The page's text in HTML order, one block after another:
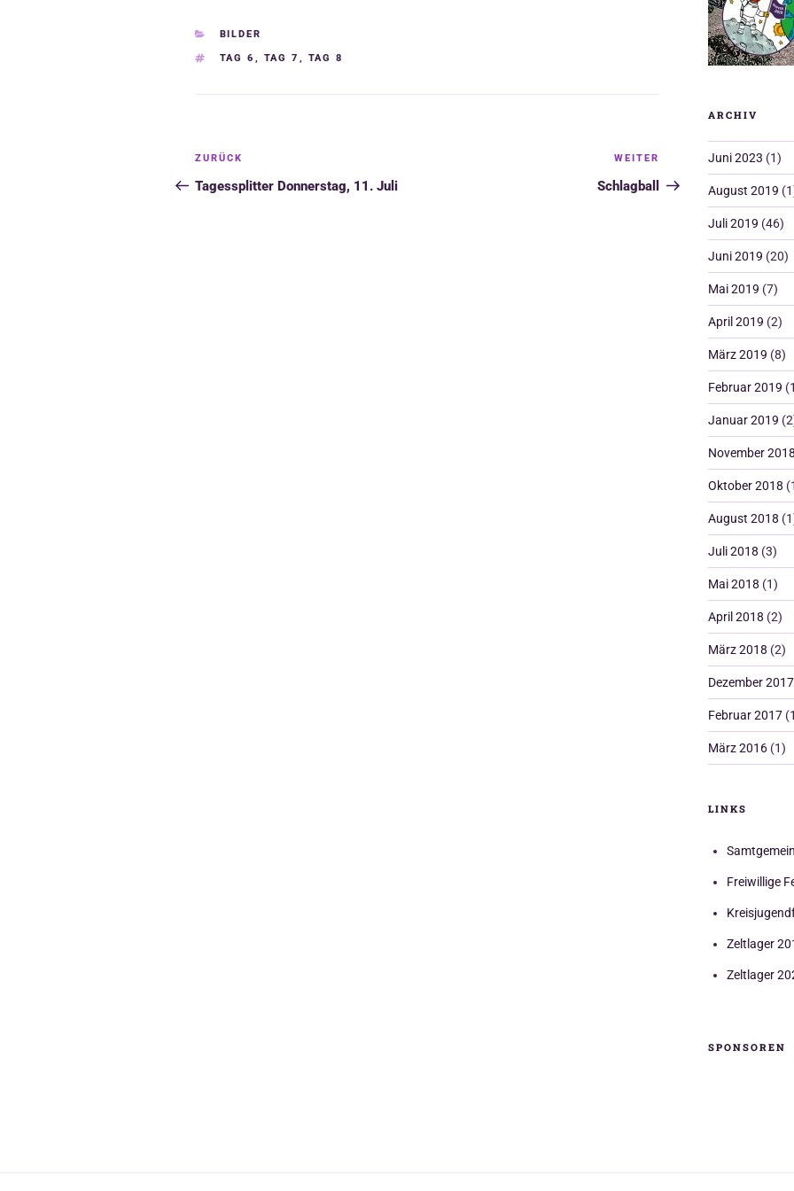
o
k
A
p
e
KATEGORIEN
BILDER
SCHLAGWÖRTER
TAG 6 , TAG 7 , TAG 8
Beitragsnavigation
Vorheriger
Beitrag
ZURÜCK
Tagessplitter Donnerstag, 11. Juli
Nächster
Beitrag
WEITER
Schlagball
ARCHIV
Juni 2023 (1)
August 2019
Juli 2019 (46)
Juni 2019 (20)
Mai 2019 (7)
April 2019 (2)
März 2019 (8)
Februar 2019
Januar 2019
November
Oktober 2018
August 2018
Juli 2018 (3)
Mai 2018 (1)
April 2018 (2)
März 2018 (2)
Dezember 2017
Februar 2017
März 2016(1)
LINKS
Freiwillige
Zeltlager
Zeltlager
SPONSOREN